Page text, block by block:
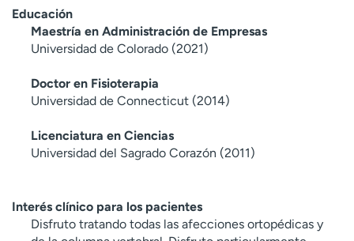
Educación
Maestría en Administración de Empresas
Universidad de Colorado (2021)
Doctor en Fisioterapia
Universidad de Connecticut (2014)
Licenciatura en Ciencias
Universidad del Sagrado Corazón (2011)
Interés clínico para los pacientes
Disfruto tratando todas las afecciones ortopédicas y